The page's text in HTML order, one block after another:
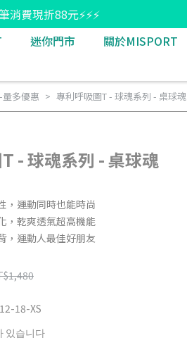
費現折88元⚡⚡⚡
迷你門市
關於MISPORT
多優惠 專利呼吸圖T - 球魂系列 - 桌球魂
- 球魂系列 - 桌球魂
，運動同時也能時尚
，乾爽透氣超高機能
，運動人最佳好朋友
18-XS
있습니다